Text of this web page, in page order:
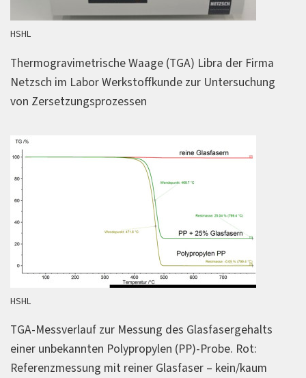
HSHL
Thermogravimetrische Waage (TGA) Libra der Firma
Netzsch im Labor Werkstoffkunde zur Untersuchung
von Zersetzungsprozessen
HSHL
TGA-Messverlauf zur Messung des Glasfasergehalts
einer unbekannten Polypropylen (PP)-Probe. Rot:
Referenzmessung mit reiner Glasfaser – kein/kaum